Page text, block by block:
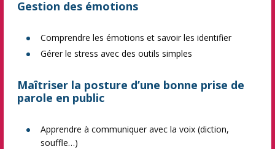
Gestion des émotions
Comprendre les émotions et savoir les identifier
Gérer le stress avec des outils simples
Maîtriser la posture d’une bonne prise de
parole en public
Apprendre à communiquer avec la voix (diction,
souffle…)